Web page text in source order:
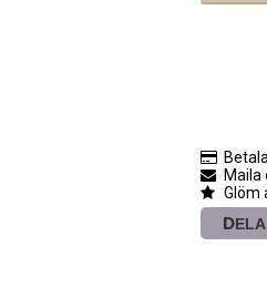
Maila
Glöm
DELA